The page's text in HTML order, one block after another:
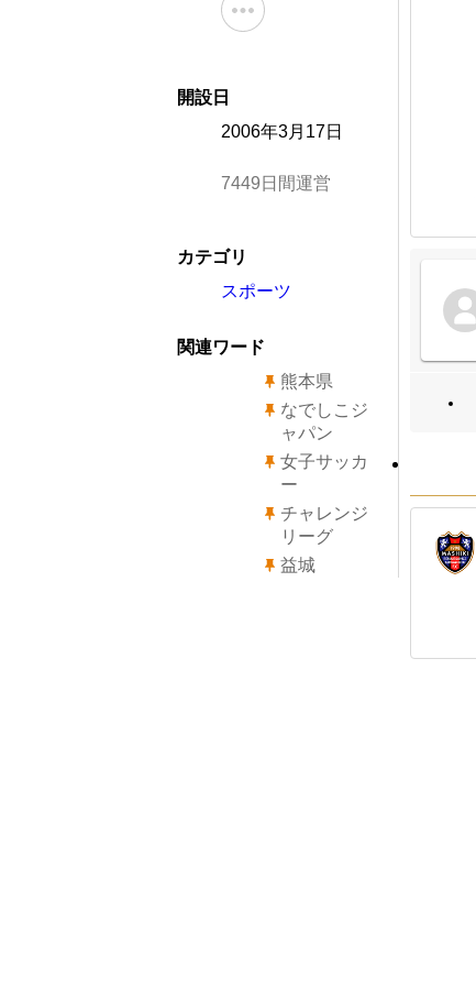
開設日
2006年3月17日
7449日間運営
カテゴリ
スポーツ
関連ワード
熊本県
なでしこジ
ャパン
女子サッカ
ー
チャレンジ
リーグ
益城